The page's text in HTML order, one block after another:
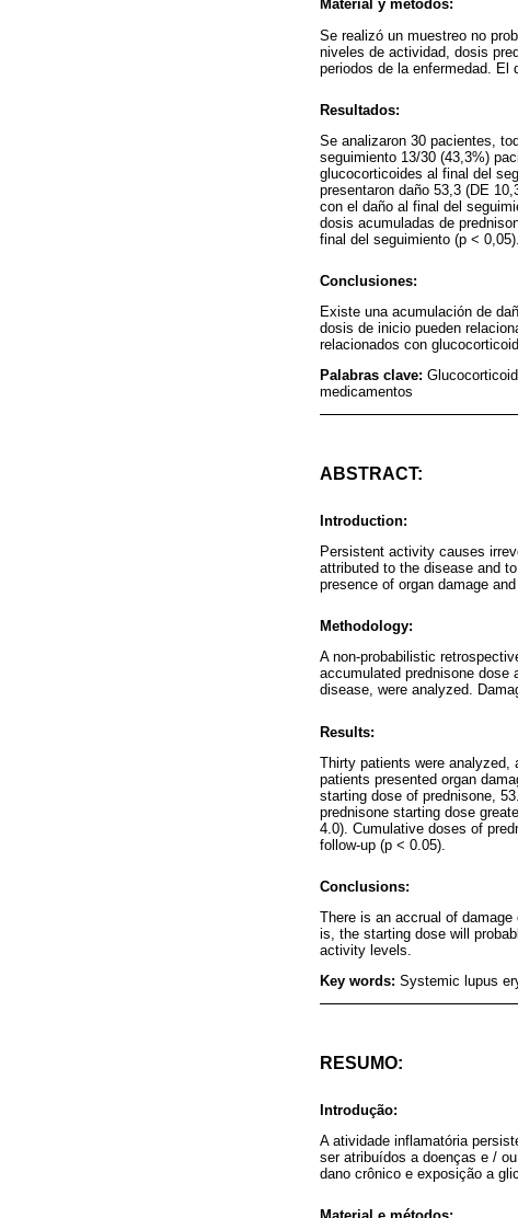
Material y métodos:
Se realizó un muestreo no
niveles de actividad, dosis
periodos de la enfermedad. El
Resultados:
Se analizaron 30 pacientes,
seguimiento 13/30 (43,3%)
glucocorticoides al final del
presentaron daño 53,3 (DE
con el daño al final del
dosis acumuladas de
final del seguimiento (p < 0,05).
Conclusiones:
Existe una acumulación de
dosis de inicio pueden
relacionados con
Palabras clave:
medicamentos
ABSTRACT:
Introduction:
Persistent activity causes
attributed to the disease and
presence of organ damage
Methodology:
A non-probabilistic
accumulated prednisone dose
disease, were analyzed.
Results:
Thirty patients were analyzed,
patients presented organ
starting dose of prednisone,
prednisone starting dose
4.0). Cumulative doses of
follow-up (p < 0.05).
Conclusions:
There is an accrual of
is, the starting dose will
activity levels.
Key words: Systemic lupus
RESUMO:
Introdução:
A atividade inflamatória
ser atribuídos a doenças e /
dano crônico e exposição a